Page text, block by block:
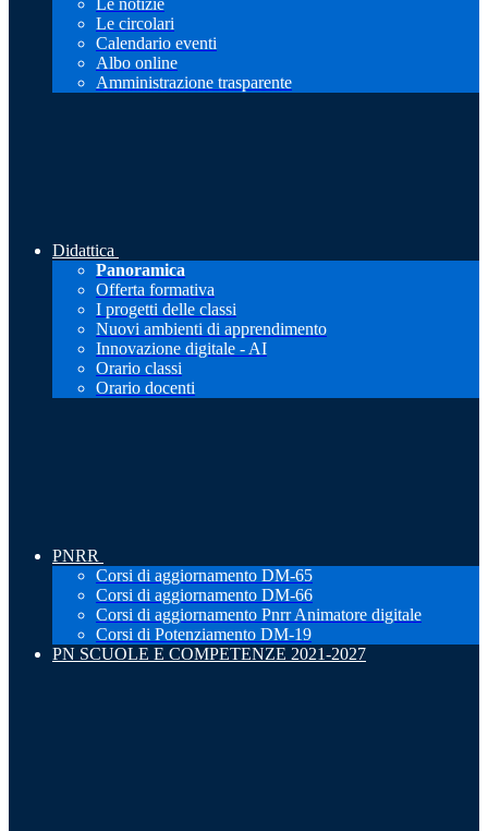
Le notizie
Le circolari
Calendario eventi
Albo online
Amministrazione trasparente
Didattica
Panoramica
Offerta formativa
I progetti delle classi
Nuovi ambienti di apprendimento
Innovazione digitale - AI
Orario classi
Orario docenti
PNRR
Corsi di aggiornamento DM-65
Corsi di aggiornamento DM-66
Corsi di aggiornamento Pnrr Animatore digitale
Corsi di Potenziamento DM-19
PN SCUOLE E COMPETENZE 2021-2027